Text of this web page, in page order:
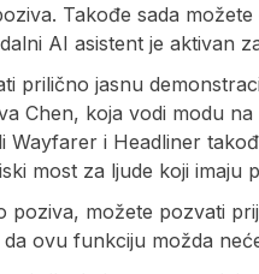
Takođe sada
AI asistent je aktivan
prilično jasnu
Chen, koja vodi modu
Wayfarer i Headliner
most za ljude koji imaju
poziva, možete pozvati
ovu funkciju možda